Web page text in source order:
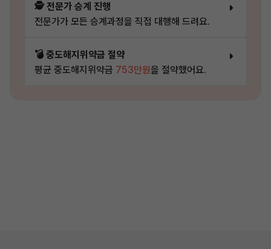
🕵️ 전문가 승계 진행
전문가가 모든 승계과정을 직접 대행해 드려요.
💣 중도해지위약금 절약
평균 중도해지위약금 753만원을 절약했어요.